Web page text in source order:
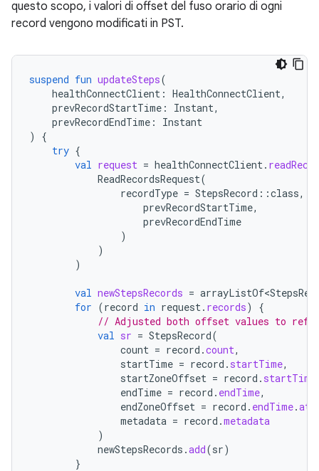
questo scopo, i valori di offset del fuso orario di ogni
record vengono modificati in PST.
suspend fun updateSteps(
healthConnectClient : HealthConnectClient,
prevRecordStartTime : Instant,
prevRecordEndTime :
Instant
)
{
try {
val request = healthConnectClient.
ReadRecordsRequest(
recordType = StepsRecord ::class,
prevRecordStartTime,
prevRecordEndTime
)
)
)
val newStepsRecords =
for (record in request. records)
{
// Adjusted both offset values to
val sr = StepsRecord(
count = record .count,
startTime = record . startTime,
startZoneOffset = record . startTime
endTime = record . endTime,
endZoneOffset = record . endTime.
metadata = record .metadata
)
newStepsRecords .add(sr)
}